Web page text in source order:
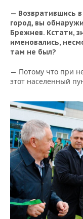
— Возвратившись
город, вы
Брежнев. Кстати,
именовались,
там не был?
— Потому что при
этот населенный